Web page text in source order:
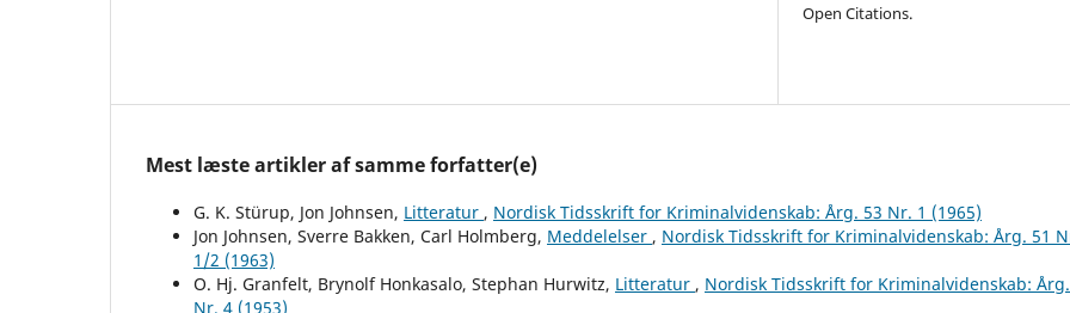
Open Citations.
Mest læste artikler af samme forfatter(e)
G. K. Stürup, Jon Johnsen, Litteratur , Nordisk Tidsskrift for Kriminalvidenskab: Årg. 53 Nr. 1 (1965)
Jon Johnsen, Sverre Bakken, Carl Holmberg, Meddelelser , Nordisk Tidsskrift for Kriminalvidenskab: Årg. 51
1/2 (1963)
O. Hj. Granfelt, Brynolf Honkasalo, Stephan Hurwitz, Litteratur , Nordisk Tidsskrift for Kriminalvidenskab: Årg.
Nr. 4 (1953)